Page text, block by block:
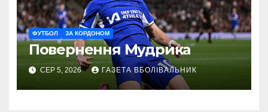
ФУТБОЛ ЗА КОРДОНОМ
Повернення Мудрика
СЕР 5, 2026 ГАЗЕТА ВБОЛІВАЛЬНИК